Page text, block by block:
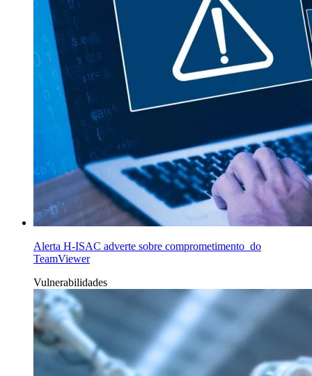
Alerta H-ISAC adverte sobre comprometimento do
TeamViewer
Vulnerabilidades